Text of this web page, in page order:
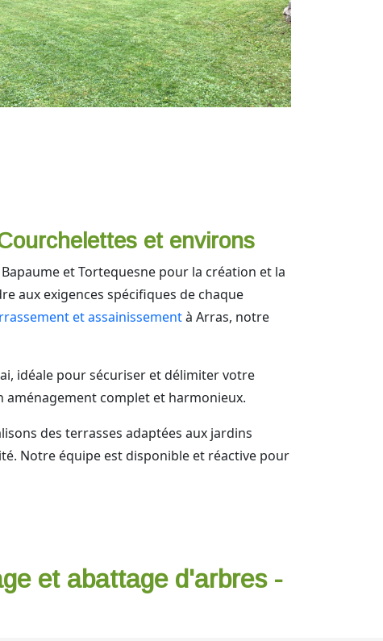
et environs
et Tortequesne pour la création et la
aux exigences spécifiques de chaque
et assainissementà Arras, notre
idéale pour sécuriser et délimiter votre
aménagement complet et harmonieux.
des terrasses adaptées aux jardins
Notre équipe est disponible et réactive pour
et abattage d'arbres -